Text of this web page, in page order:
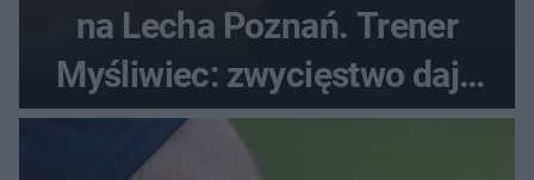
na Lecha Poznań. Trener
Myśliwiec: zwycięstwo daje
satysfakcję